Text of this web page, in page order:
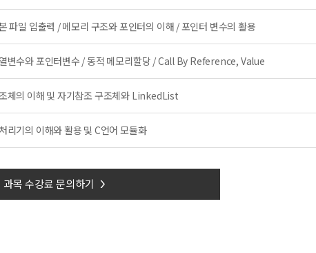
파일 입출력 / 메모리 구조와 포인터의 이해 / 포인터 변수의 활용
변수와 포인터변수 / 동적 메모리할당 / Call By Reference, Value
체의 이해 및 자기참조 구조체와 LinkedList
리기의 이해와 활용 및 C언어 모듈화
과목 수강료 문의하기 >